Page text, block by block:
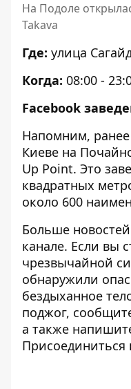
На Подоле
Takava
Где: улица
Когда: 08:00 -
Facebook
Напомним,
Киеве на
Up Point. Это
квадратных
около 600
Больше
канале. Если вы
чрезвычайной
обнаружили
бездыханное
поджог,
а также